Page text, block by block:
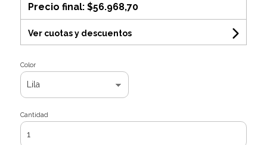
Precio final: $56.968,70
Ver cuotas y descuentos
Color
Cantidad